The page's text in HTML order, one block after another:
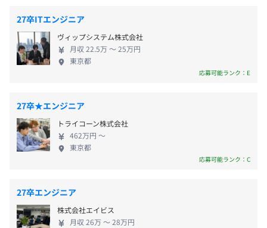
相談の上、ご希望のマシンを支給いたします。
ーム内での技術供与や提案、調和などについて自己評価、
および他己評価のチェックをおこないます。
無期雇用
6カ月（待遇の変更はありません）
技術に関する本を書いている方もいるため、初歩的
なことから高度なことまで、聞けば何でも教えても
らえます。図書館並みの専門書がそろっているので、
スキルアップを目指す方にも満足いただける環境が
あると思います。 Knowlbo（ナルボ）では「職人と
リアパスを見つけられるようサポートしてまいりま
す。 安定した環境で、しっかりとした開発をした
い、エンジニアとして成長していきたい方の参画を
歓迎いたします。 今後も技術の最高峰に向かってIT
の未来を開拓し続けていきましょう。
27卒ITエンジニア
ヴィップシステム株式会社
月収 22.5万 〜 25万円
東京都
応募可能ランク：E
27卒★エンジニア
トライコーン株式会社
462万円 〜
東京都
応募可能ランク：C
27卒エンジニア
株式会社エイビス
月収 26万 〜 28万円